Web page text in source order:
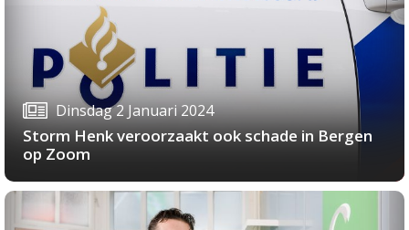
Dinsdag 2 Januari 2024
Storm Henk veroorzaakt ook schade in Bergen
op Zoom